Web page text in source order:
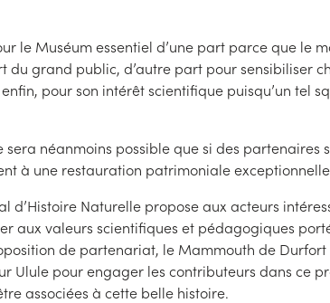
le Muséum essentiel d’une part parce que le
du grand public, d’autre part pour sensibiliser
pour son intérêt scientifique puisqu’un tel
néanmoins possible que si des partenaires
à une restauration patrimoniale
d’Histoire Naturelle propose aux acteurs
aux valeurs scientifiques et pédagogiques
de partenariat, le Mammouth de Durfort
Ulule pour engager les contributeurs dans ce
associées à cette belle histoire.